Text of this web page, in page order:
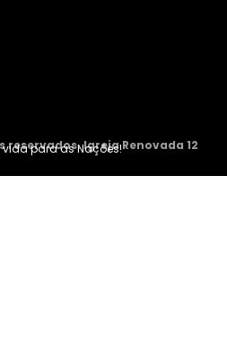
reservados. Igreja Renovada 12
vida para as Nações!